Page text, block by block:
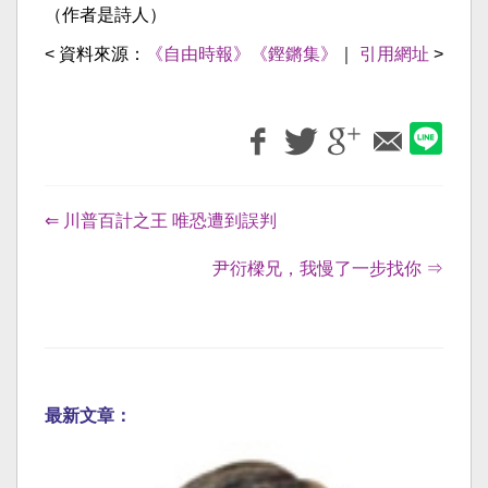
（作者是詩人）
< 資料來源： 《自由時報》《鏗鏘集》 引用網址 >
⇐ 川普百計之王 唯恐遭到誤判
尹衍樑兄，我慢了一步找你 ⇒
最新文章：